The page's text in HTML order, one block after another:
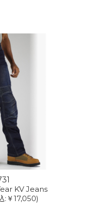
KV Jeans
:￥17,050)